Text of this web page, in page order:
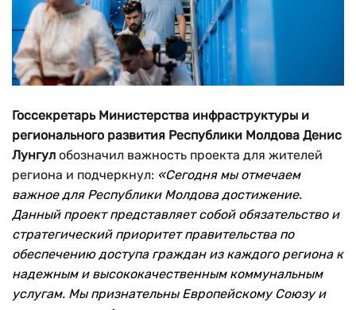
Госсекретарь Министерства инфраструктуры и
регионального развития Республики Молдова Денис
Лунгул обозначил важность проекта для жителей
региона и подчеркнул: «Сегодня мы отмечаем
важное для Республики Молдова достижение.
Данный проект представляет собой обязательство и
стратегический приоритет правительства по
обеспечению доступа граждан из каждого региона к
надежным и высококачественным коммунальным
услугам. Мы признательны Европейскому Союзу и